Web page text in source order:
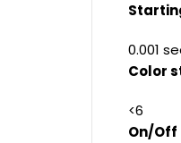
0.001
Color
<6
On/